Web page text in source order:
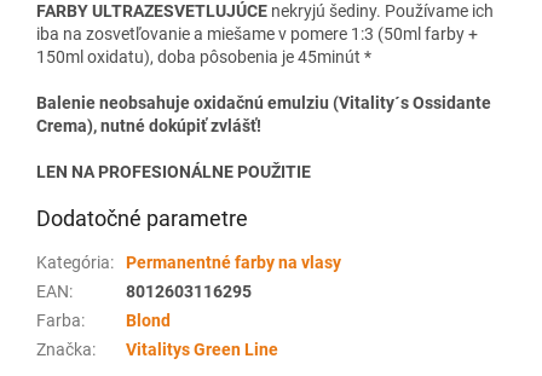
FARBY ULTRAZESVETLUJÚCE nekryjú šediny. Používame ich
iba na zosvetľovanie a miešame v pomere 1:3 (50ml farby +
150ml oxidatu), doba pôsobenia je 45minút *
Balenie neobsahuje oxidačnú emulziu (Vitality´s Ossidante
Crema), nutné dokúpiť zvlášť!
LEN NA PROFESIONÁLNE POUŽITIE
Dodatočné parametre
Kategória:
Permanentné farby na vlasy
EAN:
8012603116295
Farba:
Blond
Značka: Vitalitys Green Line